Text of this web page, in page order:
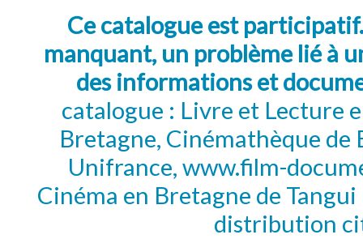
Ce catalogue est
manquant, un problème lié à
des informations et
catalogue : Livre et Lecture
Bretagne, Cinémathèque de
Unifrance, www.film-
Cinéma en Bretagne de
distribution